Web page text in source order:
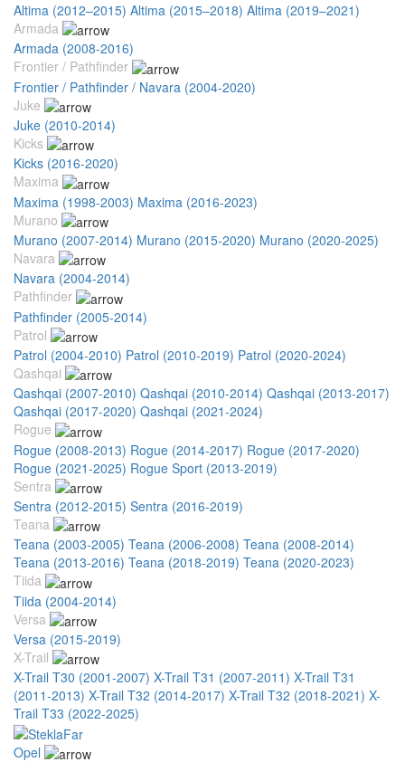
Altima (2012–2015) Altima (2015–2018) Altima (2019–2021)
Armada
Armada (2008-2016)
Frontier / Pathfinder
Frontier / Pathfinder / Navara (2004-2020)
Juke
Juke (2010-2014)
Kicks
Kicks (2016-2020)
Maxima
Maxima (1998-2003) Maxima (2016-2023)
Murano
Murano (2007-2014) Murano (2015-2020) Murano (2020-2025)
Navara
Navara (2004-2014)
Pathfinder
Pathfinder (2005-2014)
Patrol
Patrol (2004-2010) Patrol (2010-2019) Patrol (2020-2024)
Qashqai
Qashqai (2007-2010) Qashqai (2010-2014) Qashqai (2013-2017)
Qashqai (2017-2020) Qashqai (2021-2024)
Rogue
Rogue (2008-2013) Rogue (2014-2017) Rogue (2017-2020)
Rogue (2021-2025) Rogue Sport (2013-2019)
Sentra
Sentra (2012-2015) Sentra (2016-2019)
Teana
Teana (2003-2005) Teana (2006-2008) Teana (2008-2014)
Teana (2013-2016) Teana (2018-2019) Teana (2020-2023)
Tiida
Tiida (2004-2014)
Versa
Versa (2015-2019)
X-Trail
X-Trail T30 (2001-2007) X-Trail T31 (2007-2011) X-Trail T31
(2011-2013) X-Trail T32 (2014-2017) X-Trail T32 (2018-2021) X-
Trail T33 (2022-2025)
Opel